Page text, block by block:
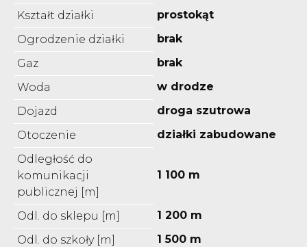
Kształt działki
prostokąt
Ogrodzenie działki
brak
Gaz
brak
Woda
w drodze
Dojazd
droga szutrowa
Otoczenie
działki zabudowane
Odległość do
komunikacji
publicznej [m]
1 100 m
Odl. do sklepu [m]
1 200 m
Odl. do szkoły [m]
1 500 m